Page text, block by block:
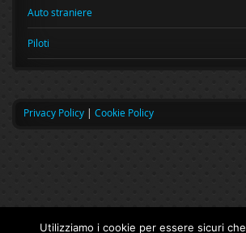
Auto straniere
Piloti
Privacy Policy | Cookie Policy
Utilizziamo i cookie per essere sicuri